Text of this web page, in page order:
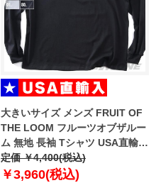
大きいサイズ メンズ FRUIT OF
THE LOOM フルーツオブザルー
ム 無地 長袖 Tシャツ USA直輸入
81575100
定価 ￥4,400(税込)
￥3,960(税込)